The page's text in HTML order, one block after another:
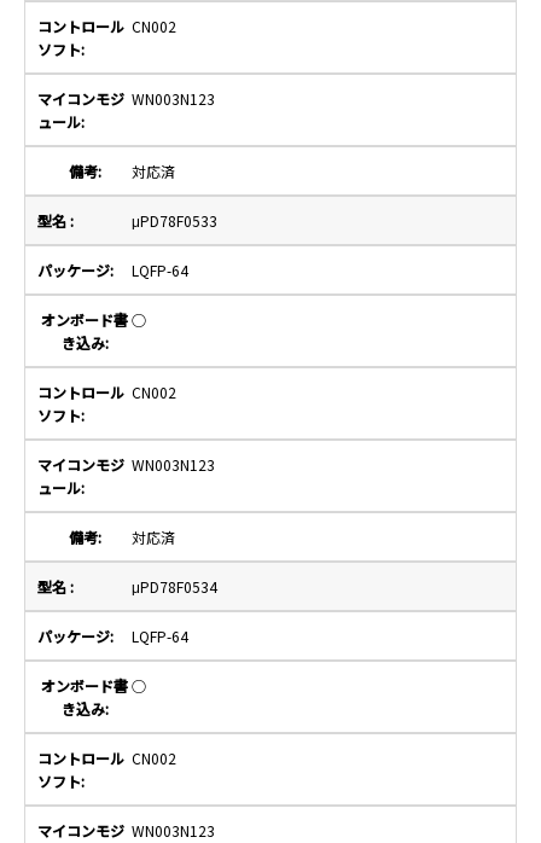
CN002
WN003N123
対応済
μPD78F0533
LQFP-64
○
CN002
WN003N123
対応済
μPD78F0534
LQFP-64
○
CN002
WN003N123